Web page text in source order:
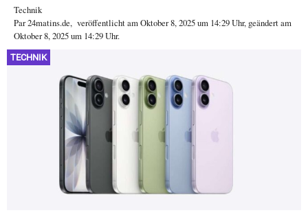
Technik
Par24matins.de, veröffentlicht amOktober 8, 2025um 14:29 Uhr, geändert am
Oktober 8, 2025 um 14:29 Uhr.
TECHNIK